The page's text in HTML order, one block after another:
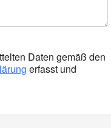
Daten gemäß den
erfasst und